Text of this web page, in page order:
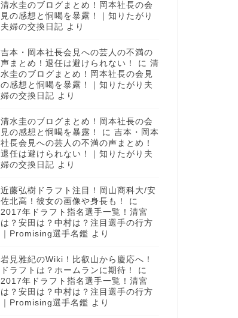
清水圭のブログまとめ！岡本社長の会
見の感想と恫喝を暴露！｜知りたがり
夫婦の交換日記 より
吉本・岡本社長会見への芸人の不満の
声まとめ！退任は避けられない！
に 清
水圭のブログまとめ！岡本社長の会見
の感想と恫喝を暴露！｜知りたがり夫
婦の交換日記 より
清水圭のブログまとめ！岡本社長の会
見の感想と恫喝を暴露！
に 吉本・岡本
社長会見への芸人の不満の声まとめ！
退任は避けられない！｜知りたがり夫
婦の交換日記 より
近藤弘樹ドラフト注目！岡山商科大/安
佐北高！彼女の画像や身長も！
に
2017年ドラフト指名選手一覧！清宮
は？安田は？中村は？注目選手の行方
｜Promising選手名鑑 より
岩見雅紀のWiki！比叡山から慶応へ！
ドラフトは？ホームランに期待！
に
2017年ドラフト指名選手一覧！清宮
は？安田は？中村は？注目選手の行方
｜Promising選手名鑑 より